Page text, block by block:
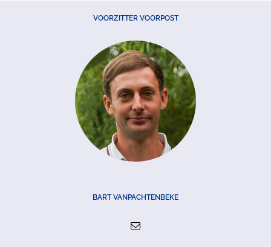
VOORZITTER VOORPOST
BART VANPACHTENBEKE